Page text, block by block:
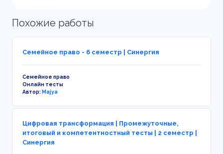
Похожие работы
Семейное право - 6 семестр | Синергия
Семейное право
Онлайн тесты
Автор:Majya
Цифровая трансформация | Промежуточные,
итоговый и компетентностный тесты | 2 семестр |
Синергия